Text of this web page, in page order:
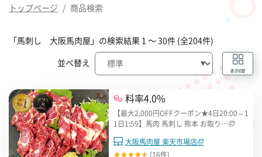
トップページ 商品検索
「馬刺し 大阪馬肉屋」の検索結果 1 〜 30件 (全204件)
並べ替え
表示切替
料率4.0%
【最大2,000円OFFクーポン★4日20:00～1
1日1:59】馬肉 馬刺し 熊本 お取り…
大阪馬肉屋 楽天市場店
(16件)